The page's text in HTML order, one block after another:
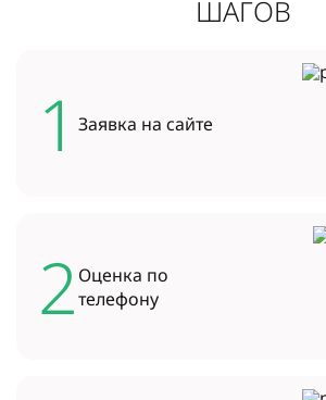
ШАГОВ
1 Заявка на сайте
2 Оценка по
телефону